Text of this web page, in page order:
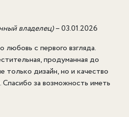
владелец)–03.01.2026
с первого взгляда.
продуманная до
только дизайн, но и качество
за возможность иметь